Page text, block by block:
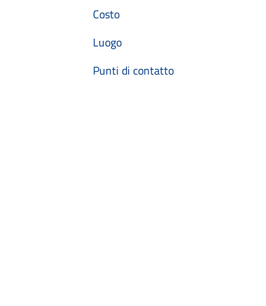
Costo
Luogo
Punti di contatto